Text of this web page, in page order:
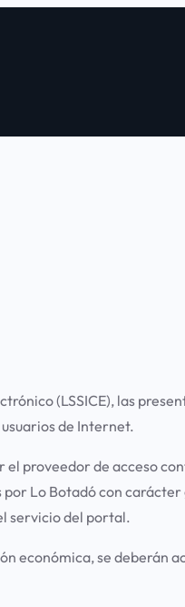
(LSSICE), las
de Internet.
el proveedor de acceso
por Lo Botadócon carácter
servicio del portal.
económica, se deberán